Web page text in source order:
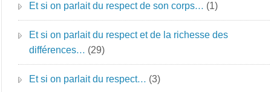
Et si on parlait du respect de son corps… (1)
Et si on parlait du respect et de la richesse des
différences… (29)
Et si on parlait du respect… (3)